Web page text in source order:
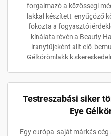
forgalmazó a közösségi
lakkal készített lenyűgöző
fokozta a fogyasztói
kínálata révén a Beauty
iránytűjeként állt elő,
Gélkörömlakk
Testreszabási siker
Eye
Egy európai saját márkás